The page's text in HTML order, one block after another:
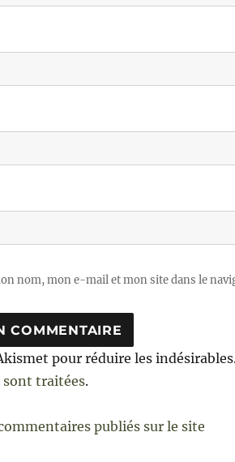
nom, mon e-mail et mon site dans le
pour réduire les
traitées.
publiés sur le site